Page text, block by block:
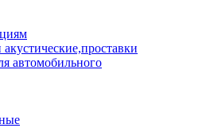
автомобильного